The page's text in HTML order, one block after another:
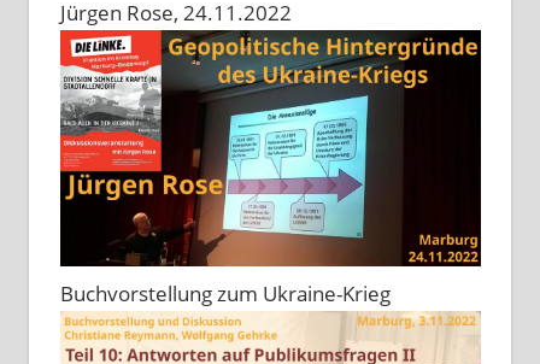
Jürgen Rose, 24.11.2022
Buchvorstellung zum Ukraine-Krieg